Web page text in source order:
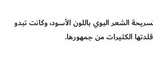
الشعر البوي باللون الأسود، وكانت تبدو
الكثيرات من جمهورها.